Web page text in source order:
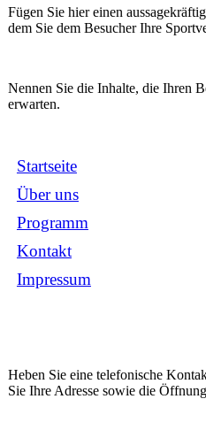
Fügen Sie hier einen
dem Sie dem Besucher Ihre
Nennen Sie die Inhalte, die Ihren
erwarten.
Startseite
Über uns
Programm
Kontakt
Impressum
Heben Sie eine telefonische
Sie Ihre Adresse sowie die